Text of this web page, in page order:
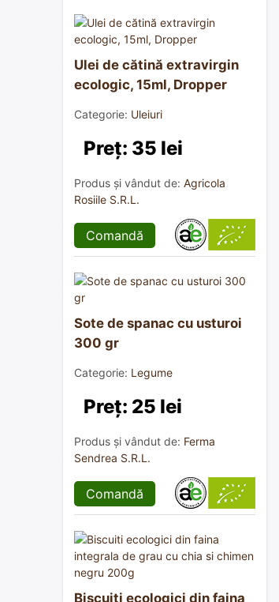
Ulei de cătină extravirgin
ecologic, 15ml, Dropper
Categorie: Uleiuri
Preț: 35 lei
Produs și vândut de: Agricola
Rosiile S.R.L.
Comandă
Sote de spanac cu usturoi
300 gr
Categorie: Legume
Preț: 25 lei
Produs și vândut de: Ferma
Sendrea S.R.L.
Comandă
Biscuiti ecologici din faina